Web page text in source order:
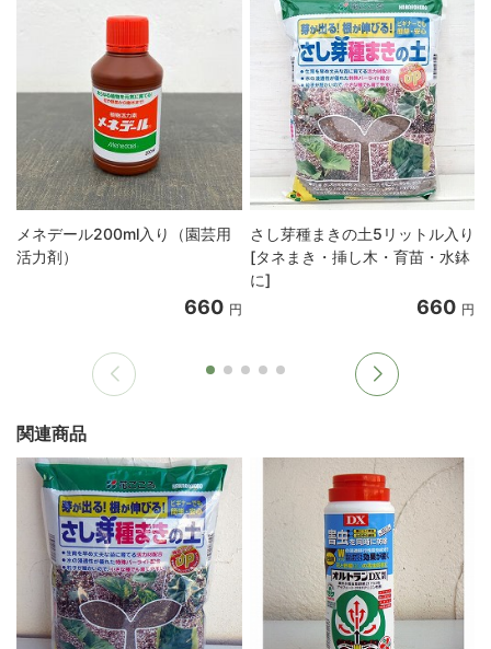
メネデール200ml入り（園芸用
活力剤）
660 円
さし芽種まきの土5リットル入り
[タネまき・挿し木・育苗・水鉢
に]
660 円
関連商品